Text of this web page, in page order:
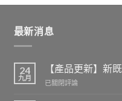
最新消息
24
九月
【產品更新】新
【產
已關閉評論